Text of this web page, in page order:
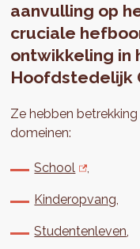
aanvulling op
cruciale
ontwikkeling in
Hoofdstedelijk
Ze hebben
domeinen:
School ,
Kinderopvang,
Studentenleven,